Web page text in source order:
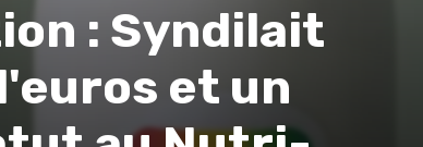
: Syndilait
et un